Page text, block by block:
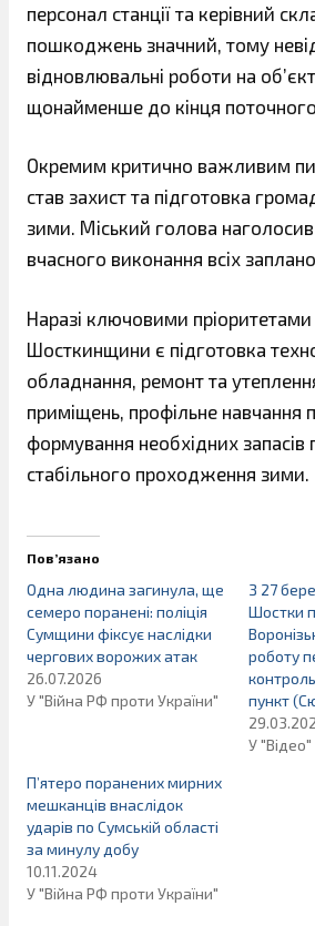
персонал станції та керівний
пошкоджень значний, тому
відновлювальні роботи на
щонайменше до кінця поточного
Окремим критично важливим
став захист та підготовка
зими. Міський голова наголосив
вчасного виконання всіх
Наразі ключовими
Шосткинщини є підготовка
обладнання, ремонт та
приміщень, профільне навчання
формування необхідних запасів
стабільного проходження зими.
Пов’язано
Одна людина загинула, ще
семеро поранені: поліція
Сумщини фіксує наслідки
чергових ворожих атак
26.07.2026
У "Війна РФ проти України"
З 27
Шостки
роботу
пункт
У "Відео"
П’ятеро поранених мирних
мешканців внаслідок
ударів по Сумській області
за минулу добу
10.11.2024
У "Війна РФ проти України"